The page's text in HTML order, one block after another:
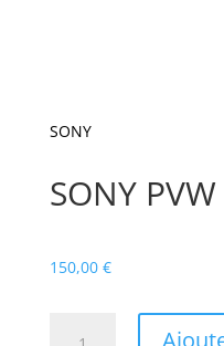
SONY
SONY
150,00 €